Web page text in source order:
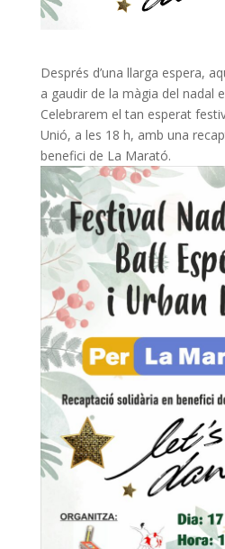
Després d’una llarga espera,
a gaudir de la màgia del nadal
Celebrarem el tan esperat
Unió, a les 18 h, amb una
benefici de La Marató.